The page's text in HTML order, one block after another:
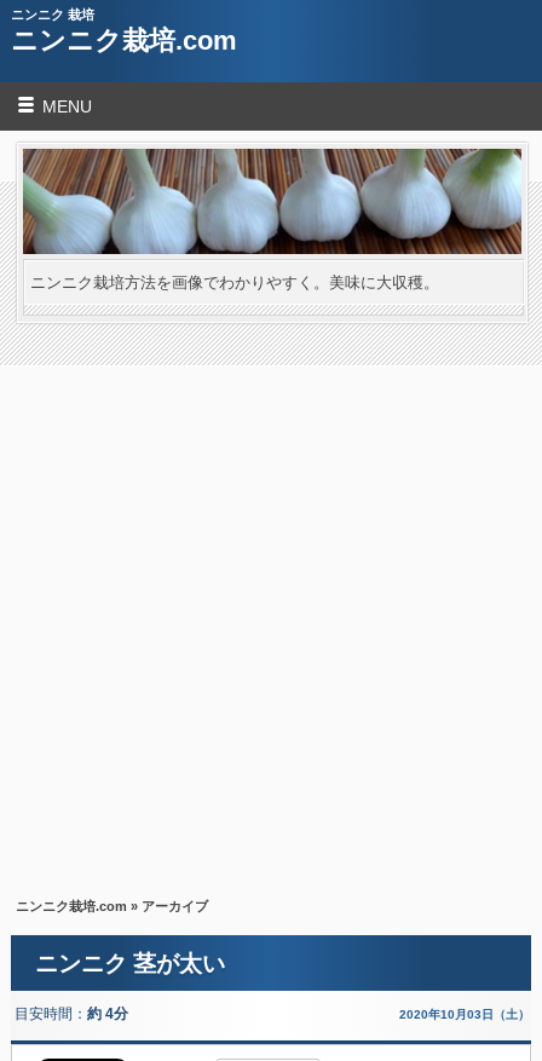
ニンニク 栽培
ニンニク栽培.com
MENU
ニンニク栽培方法を画像でわかりやすく。美味に大収穫。
ニンニク栽培.com » アーカイブ
ニンニク 茎が太い
目安時間： 約 4分 2020年10月03日（土）